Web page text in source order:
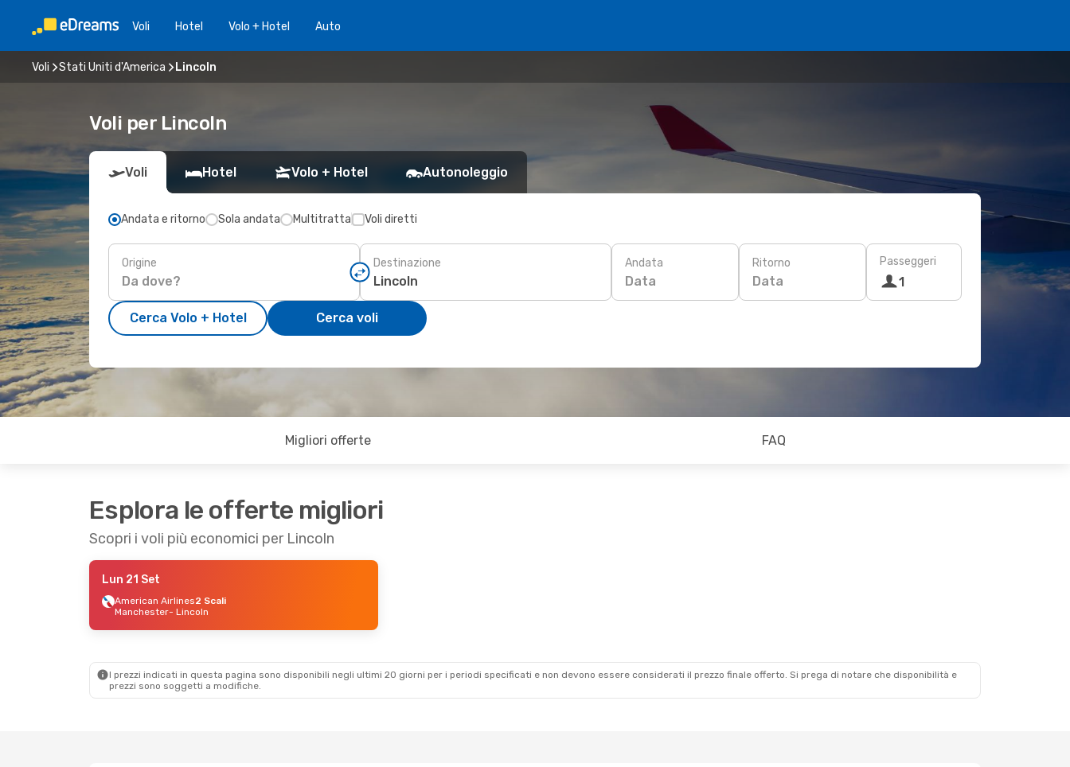
Voli Hotel Volo + Hotel Auto
Voli Stati Uniti d'America Lincoln
Voli per Lincoln
Voli Hotel Volo + Hotel Autonoleggio
Andata e ritorno Sola andata Multitratta Voli diretti
Origine Destinazione Andata
Data
Ritorno
Data
Passeggeri
1
Cerca Volo + Hotel Cerca voli
Migliori offerte FAQ
Esplora le offerte migliori
Scopri i voli più economici per Lincoln
Lun 21 Set
American Airlines2 Scali
Manchester- Lincoln
I prezzi indicati in questa pagina sono disponibili negli ultimi 20 giorni per i periodi specificati e non devono essere considerati il ​​prezzo finale offerto. Si prega di notare che disponibilità e
prezzi sono soggetti a modifiche.